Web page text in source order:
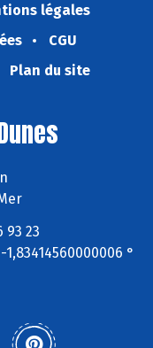
légales
CGU
Plan du site
93 23
1,83414560000006 °